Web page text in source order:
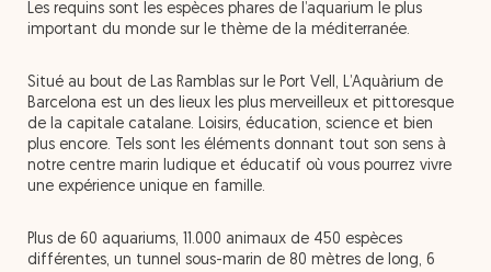
Les requins sont les espèces phares de l’aquarium le plus
important du monde sur le thème de la méditerranée.
Situé au bout de Las Ramblas sur le Port Vell, L’Aquàrium de
Barcelona est un des lieux les plus merveilleux et pittoresque
de la capitale catalane. Loisirs, éducation, science et bien
plus encore. Tels sont les éléments donnant tout son sens à
notre centre marin ludique et éducatif où vous pourrez vivre
une expérience unique en famille.
Plus de 60 aquariums, 11.000 animaux de 450 espèces
différentes, un tunnel sous-marin de 80 mètres de long, 6